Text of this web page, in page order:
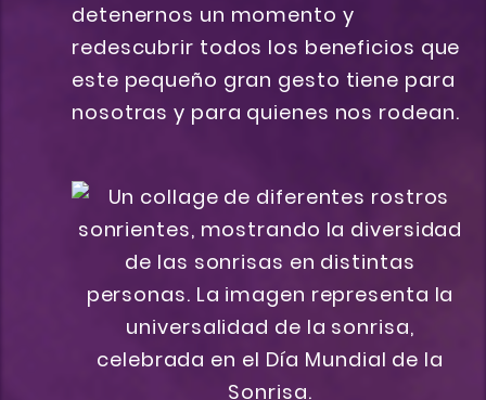
detenernos un momento y
redescubrir todos los beneficios que
este pequeño gran gesto tiene para
nosotras y para quienes nos rodean.